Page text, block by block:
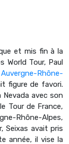
et mis fin à la
World Tour, Paul
Rhône-
figure de favori.
avec son
Tour de France,
Rhône-Alpes,
Seixas avait pris
année, il vise la